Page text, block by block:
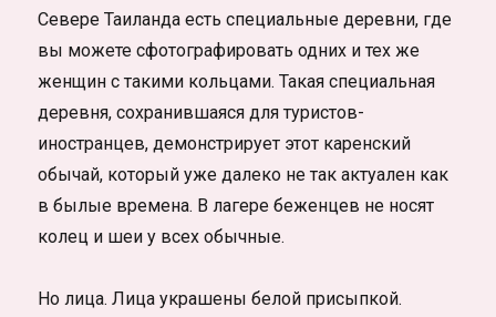
Севере Таиланда есть специальные деревни, где
вы можете сфотографировать одних и тех же
женщин с такими кольцами. Такая специальная
деревня, сохранившаяся для туристов-
иностранцев, демонстрирует этот каренский
обычай, который уже далеко не так актуален как
в былые времена. В лагере беженцев не носят
колец и шеи у всех обычные.
Но лица. Лица украшены белой присыпкой.